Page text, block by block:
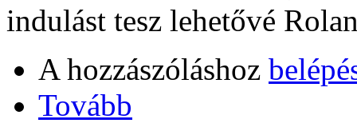
indulást tesz lehetővé
A hozzászóláshoz
Tovább